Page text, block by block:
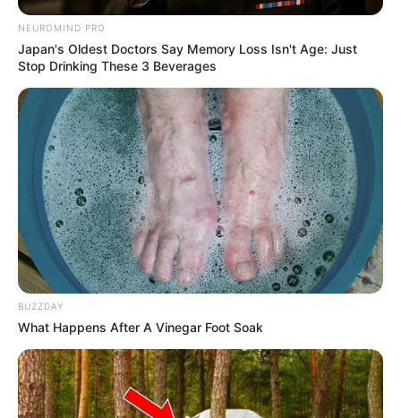
NEUROMIND PRO
Japan's Oldest Doctors Say Memory Loss Isn't Age: Just
Stop Drinking These 3 Beverages
BUZZDAY
What Happens After A Vinegar Foot Soak